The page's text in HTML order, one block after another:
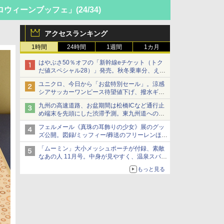
ィーンブッフェ」 (24/34)
アクセスランキング
1時間 24時間 1週間 1カ月
はやぶさ50％オフの「新幹線eチケット（トク
だ値スペシャル28）」発売。秋冬乗車分、えき
ねっと限定
ユニクロ、今日から「お盆特別セール」。涼感
シアサッカーワンピース待望値下げ、撥水ギア
ショーツは1990円に
九州の高速道路、お盆期間は松橋ICなど通行止
め端末を先頭にした渋滞予測。東九州道への迂
回は料金調整を実施
フェルメール《真珠の耳飾りの少女》展のグッ
ズ公開。図録/ミッフィー/葬送のフリーレンほ
か、注目ブランドコラボが実現
「ムーミン」大小メッシュポーチが付録、素敵
なあの人 11月号。中身が見やすく、温泉スパに
もっと見る